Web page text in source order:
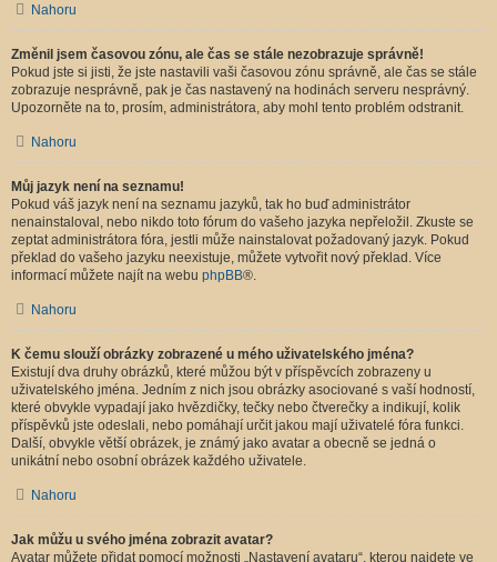
Nahoru
Změnil jsem časovou zónu, ale čas se stále nezobrazuje správně!
Pokud jste si jisti, že jste nastavili vaši časovou zónu správně, ale čas se stále
zobrazuje nesprávně, pak je čas nastavený na hodinách serveru nesprávný.
Upozorněte na to, prosím, administrátora, aby mohl tento problém odstranit.
Nahoru
Můj jazyk není na seznamu!
Pokud váš jazyk není na seznamu jazyků, tak ho buď administrátor
nenainstaloval, nebo nikdo toto fórum do vašeho jazyka nepřeložil. Zkuste se
zeptat administrátora fóra, jestli může nainstalovat požadovaný jazyk. Pokud
překlad do vašeho jazyku neexistuje, můžete vytvořit nový překlad. Více
informací můžete najít na webu phpBB®.
Nahoru
K čemu slouží obrázky zobrazené u mého uživatelského jména?
Existují dva druhy obrázků, které můžou být v příspěvcích zobrazeny u
uživatelského jména. Jedním z nich jsou obrázky asociované s vaší hodností,
které obvykle vypadají jako hvězdičky, tečky nebo čtverečky a indikují, kolik
příspěvků jste odeslali, nebo pomáhají určit jakou mají uživatelé fóra funkci.
Další, obvykle větší obrázek, je známý jako avatar a obecně se jedná o
unikátní nebo osobní obrázek každého uživatele.
Nahoru
Jak můžu u svého jména zobrazit avatar?
Avatar můžete přidat pomocí možnosti „Nastavení avataru“, kterou najdete ve